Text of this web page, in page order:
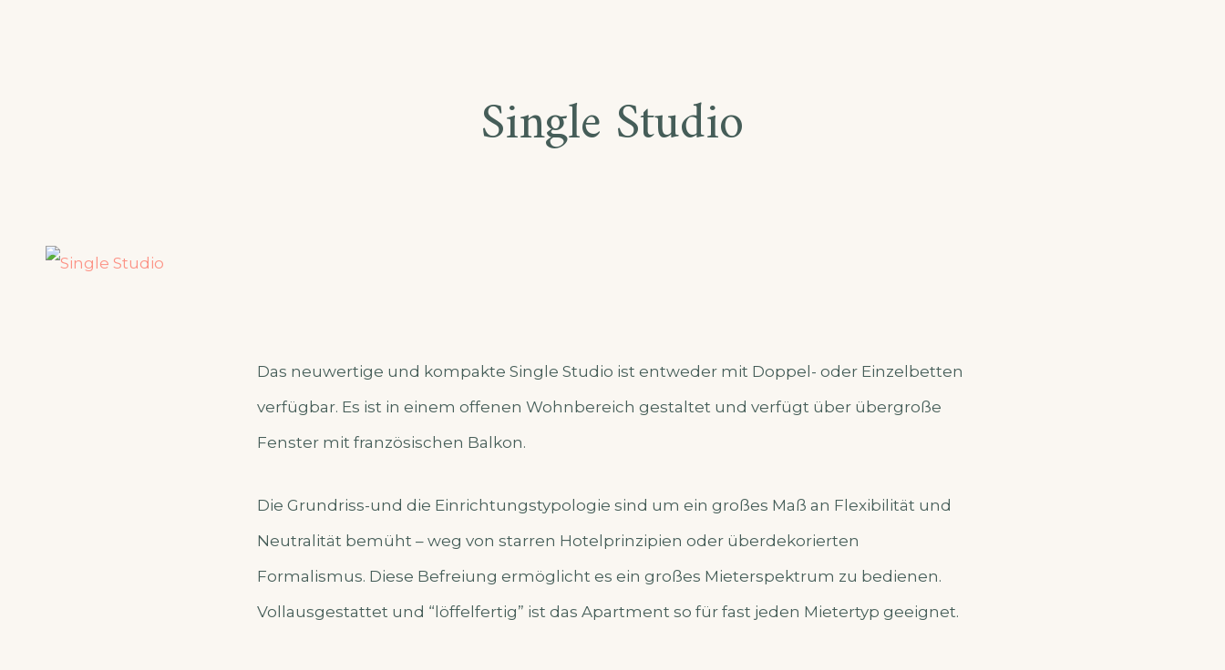
Single Studio
Das neuwertige und kompakte Single Studio ist entweder mit Doppel- oder Einzelbetten
verfügbar. Es ist in einem offenen Wohnbereich gestaltet und verfügt über übergroße
Fenster mit französischen Balkon.
Die Grundriss-und die Einrichtungstypologie sind um ein großes Maß an Flexibilität und
Neutralität bemüht – weg von starren Hotelprinzipien oder überdekorierten
Formalismus. Diese Befreiung ermöglicht es ein großes Mieterspektrum zu bedienen.
Vollausgestattet und “löffelfertig” ist das Apartment so für fast jeden Mietertyp geeignet.